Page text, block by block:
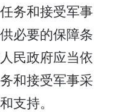
务和接受军事
必要的保障条
民政府应当依
和接受军事采
支持。